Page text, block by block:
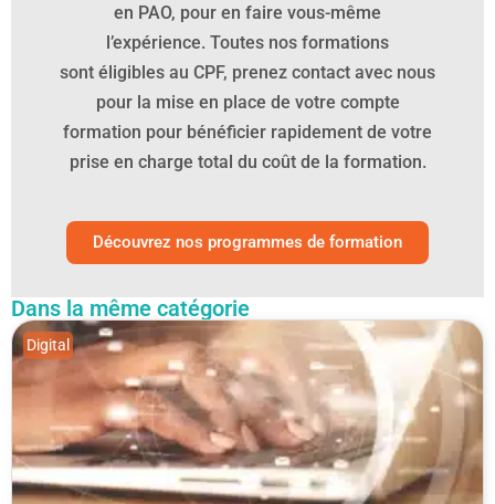
en PAO, pour en faire vous-même
l’expérience. Toutes nos formations
sont éligibles au CPF, prenez contact avec nous
pour la mise en place de votre compte
formation pour bénéficier rapidement de votre
prise en charge total du coût de la formation.
Découvrez nos programmes de formation
Dans la même catégorie
Digital